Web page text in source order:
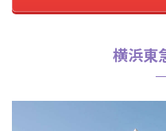
横浜東